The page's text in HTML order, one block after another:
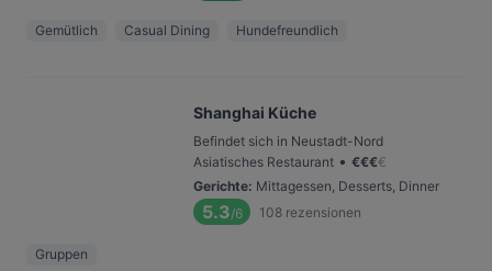
Gemütlich Casual Dining Hundefreundlich
Shanghai Küche
Befindet sich in Neustadt-Nord
Asiatisches Restaurant • €€€€
Gerichte: Mittagessen, Desserts, Dinner
5.3/6 108 rezensionen
Gruppen